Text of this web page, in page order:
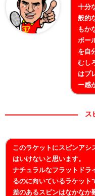
十分
般的
もか
ボー
を自
むし
はプ
ー感
ス
このラケットにスピンアシ
はいけないと思います。
ナチュラルなフラットドラ
るのに向いているラケット
差のあるスピンはなかなか